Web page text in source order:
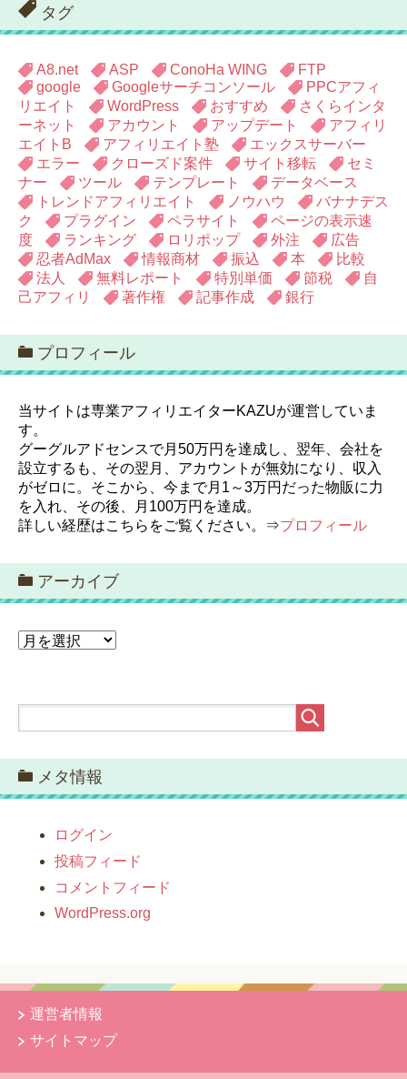
リ
ー
タグ
A8.net ASP ConoHa WING
FTP
google
Googleサーチコンソール
PPCアフィ
リエイト
WordPress おすすめ
さくらインタ
ーネット
アカウント アップデート
アフィリ
エイトB
アフィリエイト塾
エックスサーバー
エラー
クローズド案件 サイト移転
セミ
ナー
ツール テンプレート
データベース
トレンドアフィリエイト
ノウハウ
バナナデス
ク
プラグイン ペラサイト
ページの表示速
度
ランキング ロリポップ 外注
広告
忍者AdMax
情報商材 振込 本
比較
法人
無料レポート 特別単価 節税
自
己アフィリ
著作権 記事作成 銀行
プロフィール
当サイトは専業アフィリエイターKAZUが運営していま
す。
グーグルアドセンスで月50万円を達成し、翌年、会社を
設立するも、その翌月、アカウントが無効になり、収入
がゼロに。そこから、今まで月1～3万円だった物販に力
を入れ、その後、月100万円を達成。
詳しい経歴はこちらをご覧ください。⇒プロフィール
アーカイブ
ア
メタ情報
ログイン
投稿フィード
コメントフィード
WordPress.org
運営者情報
サイトマップ